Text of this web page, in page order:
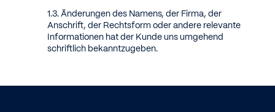
Änderungen des Namens, der Firma, der
Anschrift, der Rechtsform oder andere relevante
Informationen hat der Kunde uns umgehend
schriftlich bekanntzugeben.